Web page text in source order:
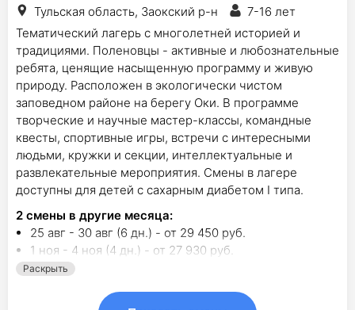
Тульская область, Заокский р-н
7-16 лет
Тематический лагерь с многолетней историей и
традициями. Поленовцы - активные и любознательные
ребята, ценящие насыщенную программу и живую
природу. Расположен в экологически чистом
заповедном районе на берегу Оки. В программе
творческие и научные мастер-классы, командные
квесты, спортивные игры, встречи с интересными
людьми, кружки и секции, интеллектуальные и
развлекательные мероприятия. Смены в лагере
доступны для детей с сахарным диабетом I типа.
2 смены в другие месяца:
25 авг - 30 авг (6 дн.) - от 29 450 руб.
1 ноя - 4 ноя (4 дн.) - от 27 930 руб.
Раскрыть